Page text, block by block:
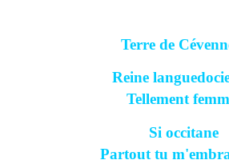
Terre de
Reine
Tellement
Si occitane
Partout tu